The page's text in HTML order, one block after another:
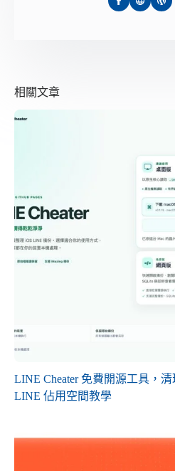
相關文章
LINE Cheater 免費開源工具，清
LINE 佔用空間教學